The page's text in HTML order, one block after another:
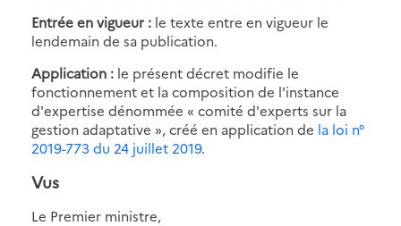
Entrée en vigueur : le texte entre en vigueur le
lendemain de sa publication.
Application : le présent décret modifie le
fonctionnement et la composition de l'instance
d'expertise dénommée « comité d'experts sur la
gestion adaptative », créé en application de la loi n°
2019-773 du 24 juillet 2019.
Vus
Le Premier ministre,